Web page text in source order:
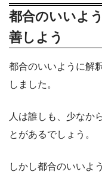
都合のいいよ
善しよう
都合のいいように解
しました。
人は誰しも、少なか
とがあるでしょう。
しかし都合のいいよ